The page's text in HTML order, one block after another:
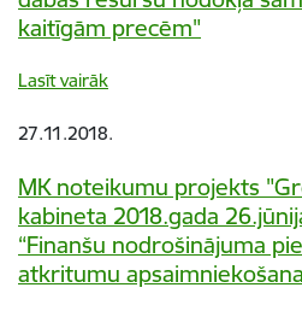
kaitīgām precēm"
Lasīt vairāk
27.11.2018.
MK noteikumu projekts
kabineta 2018.gada
“Finanšu nodrošinājuma
atkritumu